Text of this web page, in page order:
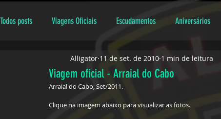
Todos posts Viagens Oficiais Escudamentos Aniversários
Aniversariantes galeria Dicas
Viagem oficial - Arraial do Cabo
Alligator 11 de set. de 2010 1 min de leitura
Arraial do Cabo, Set/2011.
Clique na imagem abaixo para visualizar as fotos.